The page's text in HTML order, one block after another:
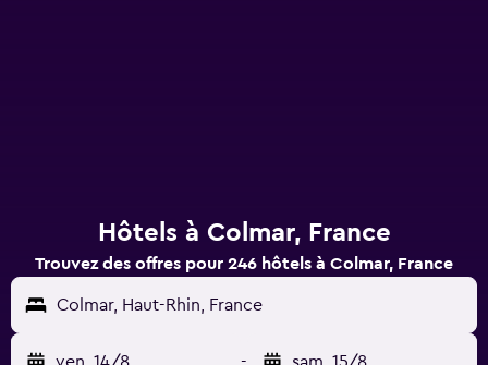
Hôtels à Colmar, France
Trouvez des offres pour 246 hôtels à Colmar, France
Colmar, Haut-Rhin, France